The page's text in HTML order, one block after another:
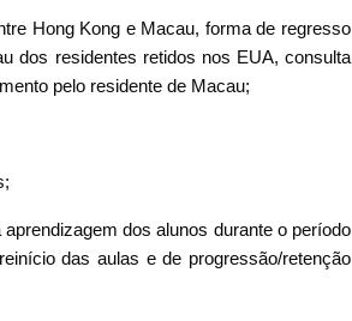
Hong Kong e Macau, forma de regresso
dos residentes retidos nos EUA, consulta
pelo residente de Macau;
dos alunos durante o período
das aulas e de progressão/retenção